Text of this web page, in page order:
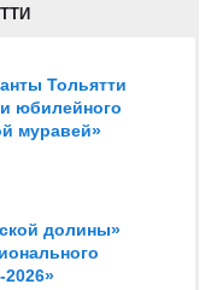
Тольятти
юбилейного
муравей»
долины»
2026»